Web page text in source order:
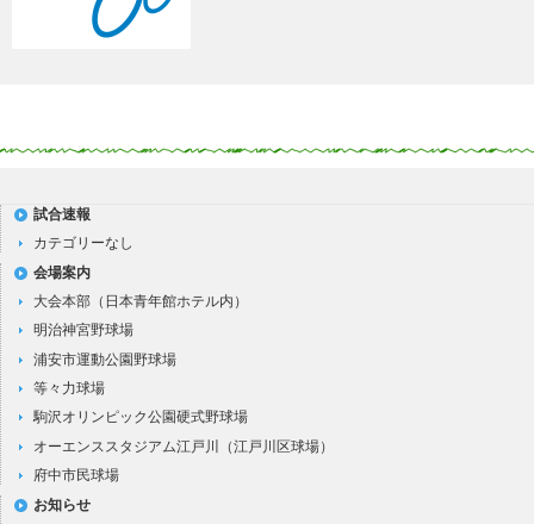
試合速報
カテゴリーなし
会場案内
大会本部（日本青年館ホテル内）
明治神宮野球場
浦安市運動公園野球場
等々力球場
駒沢オリンピック公園硬式野球場
オーエンススタジアム江戸川（江戸川区球場）
府中市民球場
お知らせ